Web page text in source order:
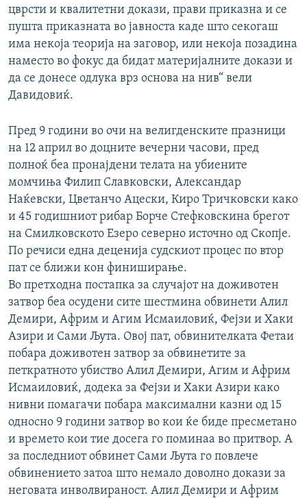
цврсти и квалитетни докази, прави приказна и се
пушта приказната во јавноста каде што секогаш
има некоја теорија на заговор, или некоја позадина
наместо во фокус да бидат материјалните докази и
да се донесе одлука врз основа на нив“ вели
Давидовиќ.
Пред 9 години во очи на велигденските празници
на 12 април во доцните вечерни часови, пред
полноќ беа пронајдени телата на убиените
момчиња Филип Славковски, Александар
Наќевски, Цветанчо Ацески, Киро Тричковски како
и 45 годишниот рибар Борче Стефковскина брегот
на Смилковското Езеро северно источно од Скопје.
По речиси една деценија судскиот процес по втор
пат се ближи кон финиширање.
Во претходна постапка за случајот на доживотен
затвор беа осудени сите шестмина обвинети Алил
Демири, Африм и Агим Исмаиловиќ, Фејзи и Хаки
Азири и Сами Љута. Овој пат, обвинителката Фетаи
побара доживотен затвор за обвинетите за
петкратното убиство Алил Демири, Агим и Африм
Исмаиловиќ, додека за Фејзи и Хаки Азири како
нивни помагачи побара максимални казни од 15
односно 9 години затвор во кои ќе биде пресметано
и времето кои тие досега го поминаа во притвор. А
за последниот обвинет Сами Љута го повлече
обвинението затоа што немало доволно докази за
неговата инволвираност. Алил Демири и Африм